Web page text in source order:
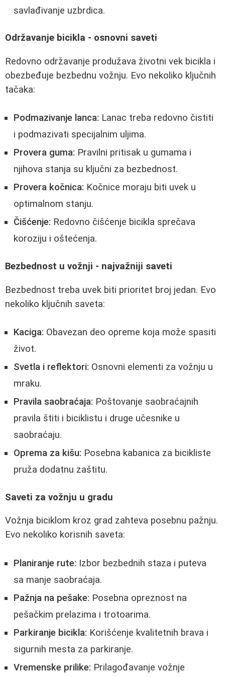
savlađivanje uzbrdica.
Održavanje bicikla - osnovni saveti
Redovno održavanje produžava životni vek bicikla i
obezbeđuje bezbednu vožnju. Evo nekoliko ključnih
tačaka:
Podmazivanje lanca: Lanac treba redovno čistiti
i podmazivati specijalnim uljima.
Provera guma: Pravilni pritisak u gumama i
njihova stanja su ključni za bezbednost.
Provera kočnica: Kočnice moraju biti uvek u
optimalnom stanju.
Čišćenje: Redovno čišćenje bicikla sprečava
koroziju i oštećenja.
Bezbednost u vožnji - najvažniji saveti
Bezbednost treba uvek biti prioritet broj jedan. Evo
nekoliko ključnih saveta:
Kaciga: Obavezan deo opreme koja može spasiti
život.
Svetla i reflektori: Osnovni elementi za vožnju u
mraku.
Pravila saobraćaja: Poštovanje saobraćajnih
pravila štiti i biciklistu i druge učesnike u
saobraćaju.
Oprema za kišu: Posebna kabanica za bicikliste
pruža dodatnu zaštitu.
Saveti za vožnju u gradu
Vožnja biciklom kroz grad zahteva posebnu pažnju.
Evo nekoliko korisnih saveta:
Planiranje rute: Izbor bezbednih staza i puteva
sa manje saobraćaja.
Pažnja na pešake: Posebna opreznost na
pešačkim prelazima i trotoarima.
Parkiranje bicikla: Korišćenje kvalitetnih brava i
sigurnih mesta za parkiranje.
Vremenske prilike: Prilagođavanje vožnje